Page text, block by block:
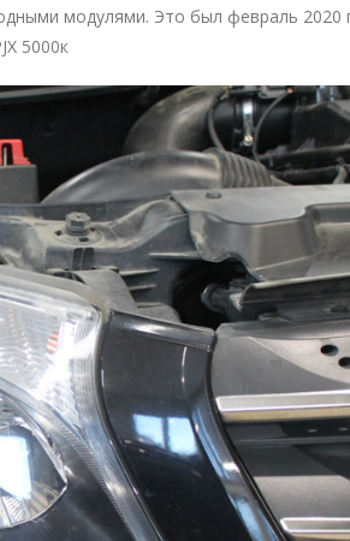
модулями. Это был февраль 2020
5000к